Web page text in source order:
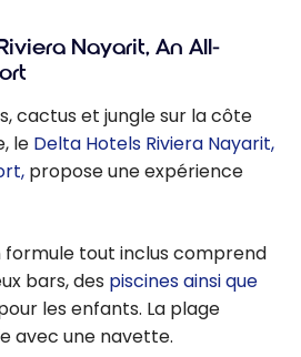
Nayarit, An All-
cactus et jungle sur la côte
le Delta Hotels Riviera Nayarit,
propose une expérience
tout inclus comprend
bars, des piscines ainsi que
les enfants. La plage
avec une navette.